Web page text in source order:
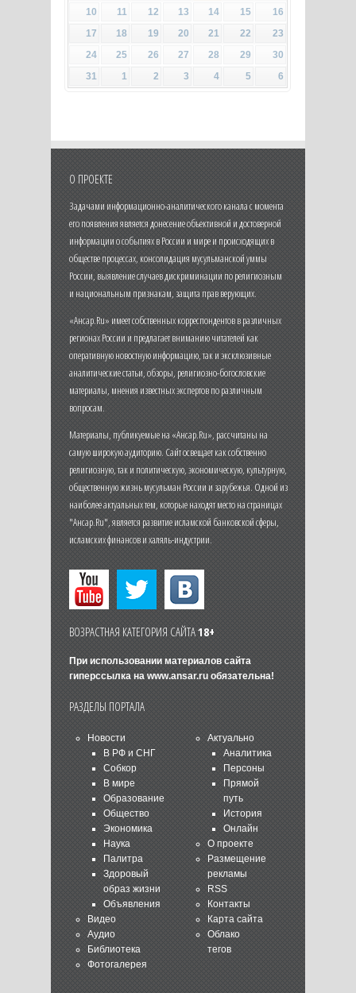
10
11 12 13 14 15
16
17
18 19 20 21 22
23
24
25 26 27 28 29
30
31
1 2 3 4 5 6
О ПРОЕКТЕ
Задачами информационно-аналитического канала с момента
его появления является донесение объективной и достоверной
информации о событиях в России и мире и происходящих в
обществе процессах, консолидация мусульманской уммы
России, выявление случаев дискриминации по религиозным
и национальным признакам, защита прав верующих.
«Ансар.Ru» имеет собственных корреспондентов в различных
регионах России и предлагает вниманию читателей как
оперативную новостную информацию, так и эксклюзивные
аналитические статьи, обзоры, религиозно-богословские
материалы, мнения известных экспертов по различным
вопросам.
Материалы, публикуемые на «Ансар.Ru», рассчитаны на
самую широкую аудиторию. Сайт освещает как собственно
религиозную, так и политическую, экономическую, культурную,
общественную жизнь мусульман России и зарубежья. Одной из
наиболее актуальных тем, которые находят место на страницах
"Ансар.Ru", является развитие исламской банковской сферы,
исламских финансов и халяль-индустрии.
ВОЗРАСТНАЯ КАТЕГОРИЯ САЙТА18+
При использовании материалов сайта
гиперссылка на www.ansar.ruобязательна!
РАЗДЕЛЫ ПОРТАЛА
Новости
В РФ и СНГ
Собкор
В мире
Образование
Общество
Экономика
Наука
Палитра
Здоровый
образ жизни
Объявления
Видео
Аудио
Библиотека
Фотогалерея
Актуально
Аналитика
Персоны
Прямой
путь
История
Онлайн
О проекте
Размещение
рекламы
RSS
Контакты
Карта сайта
Облако
тегов